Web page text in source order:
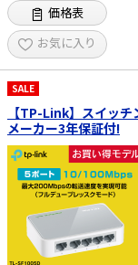
価格表
お気に入り
SALE
【TP-Link】スイッ
メーカー3年保証付!